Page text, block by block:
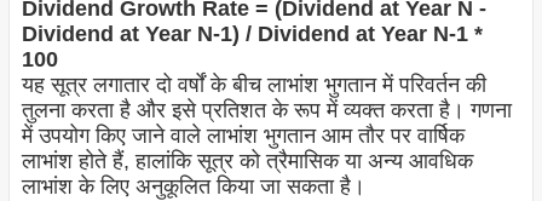
Dividend Growth Rate = (Dividend at Year N -
Dividend at Year N-1) / Dividend at Year N-1 *
100
यह सूत्र लगातार दो वर्षों के बीच लाभांश भुगतान में परिवर्तन की
तुलना करता है और इसे प्रतिशत के रूप में व्यक्त करता है। गणना
में उपयोग किए जाने वाले लाभांश भुगतान आम तौर पर वार्षिक
लाभांश होते हैं, हालांकि सूत्र को त्रैमासिक या अन्य आवधिक
लाभांश के लिए अनुकूलित किया जा सकता है।